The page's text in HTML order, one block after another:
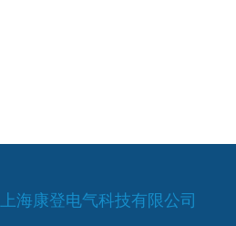
上海康登电气科技有限公司